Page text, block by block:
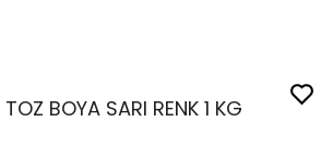
BOYA SARI RENK 1 KG